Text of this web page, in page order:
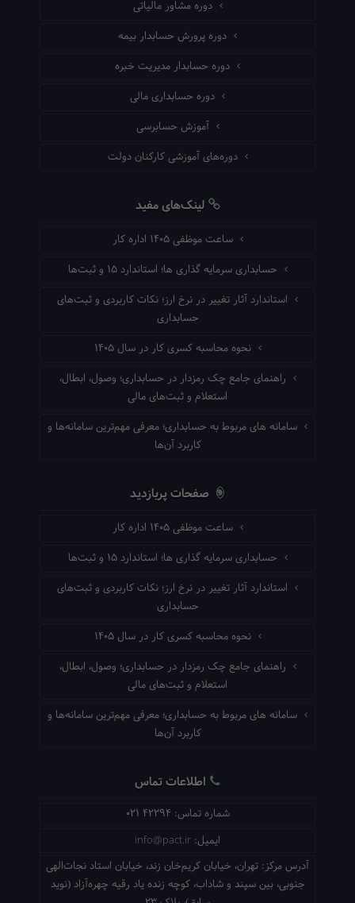
دوره مشاور مالیاتی
دوره پرورش حسابدار بیمه
دوره حسابدار مدیریت خبره
دوره حسابداری مالی
آموزش حسابرسی
دوره‌های آموزشی کارکنان دولت
لینک‌های مفید
ساعت موظفی ۱۴۰۵ اداره کار
حسابداری سرمایه گذاری ها؛ استاندارد ۱۵ و ثبت‌ها
استاندارد آثار تغییر در نرخ ارز؛ نکات کاربردی و ثبت‌های
حسابداری
نحوه محاسبه کسری کار در سال ۱۴۰۵
راهنمای جامع چک رمزدار در حسابداری؛ وصول، ابطال،
استعلام و ثبت‌های مالی
سامانه های مربوط به حسابداری؛ معرفی مهم‌ترین سامانه‌ها و
کاربرد آن‌ها
صفحات پربازدید
ساعت موظفی ۱۴۰۵ اداره کار
حسابداری سرمایه گذاری ها؛ استاندارد ۱۵ و ثبت‌ها
استاندارد آثار تغییر در نرخ ارز؛ نکات کاربردی و ثبت‌های
حسابداری
نحوه محاسبه کسری کار در سال ۱۴۰۵
راهنمای جامع چک رمزدار در حسابداری؛ وصول، ابطال،
استعلام و ثبت‌های مالی
سامانه های مربوط به حسابداری؛ معرفی مهم‌ترین سامانه‌ها و
کاربرد آن‌ها
اطلاعات تماس
شماره تماس: 021 42294
ایمیل: info@pact.ir
آدرس مرکز: تهران، خیابان کریم‌خان زند، خیابان استاد نجات‌الهی
جنوبی، بین سپند و شاداب، کوچه زنده یاد رقیه چهره‌آزاد (نوید